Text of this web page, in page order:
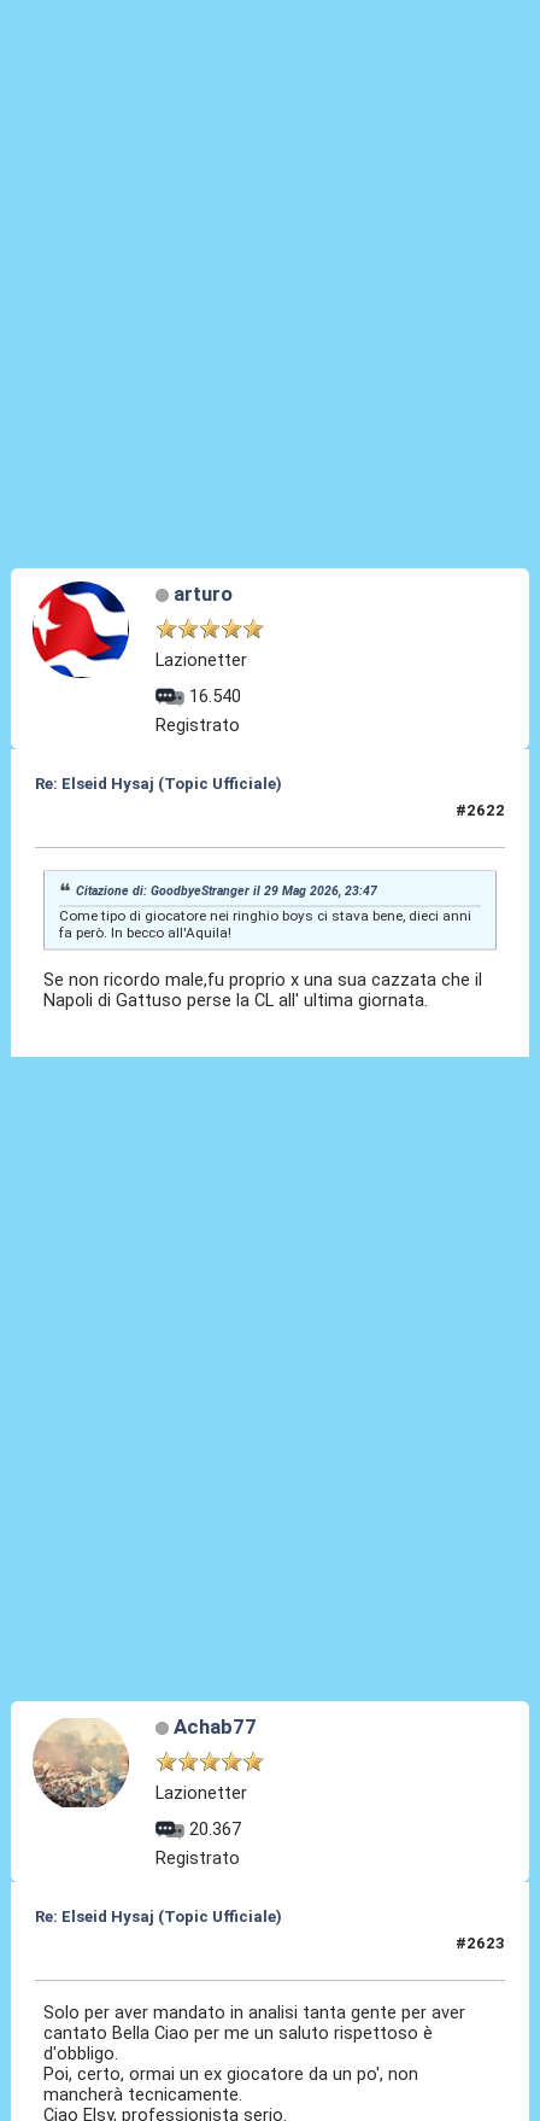
arturo
Lazionetter
16.540
Registrato
Re: Elseid Hysaj (Topic Ufficiale)
#2622
Citazione di: GoodbyeStranger il 29 Mag 2026, 23:47
Come tipo di giocatore nei ringhio boys ci stava bene, dieci anni
fa però. In becco all'Aquila!
Se non ricordo male,fu proprio x una sua cazzata che il
Napoli di Gattuso perse la CL all' ultima giornata.
Achab77
Lazionetter
20.367
Registrato
Re: Elseid Hysaj (Topic Ufficiale)
#2623
Solo per aver mandato in analisi tanta gente per aver
cantato Bella Ciao per me un saluto rispettoso è
d'obbligo.
Poi, certo, ormai un ex giocatore da un po', non
mancherà tecnicamente.
Ciao Elsy, professionista serio.